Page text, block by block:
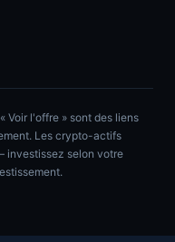
Voir l'offre » sont des liens
Les crypto-actifs
investissez selon votre